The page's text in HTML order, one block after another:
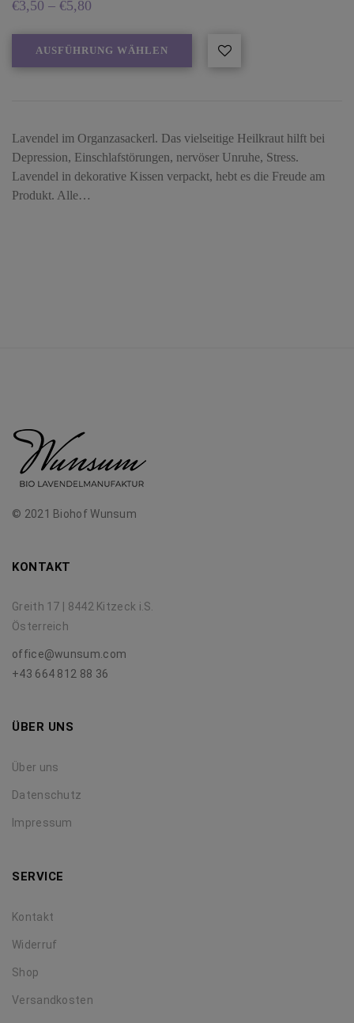
€3,50 – €5,80
AUSFÜHRUNG WÄHLEN
Lavendel im Organzasackerl. Das vielseitige Heilkraut hilft bei
Depression, Einschlafstörungen, nervöser Unruhe, Stress.
Lavendel in dekorative Kissen verpackt, hebt es die Freude am
Produkt. Alle…
© 2021 Biohof Wunsum
KONTAKT
Greith 17 | 8442 Kitzeck i.S.
Österreich
office@wunsum.com
+43 664 812 88 36
ÜBER UNS
Über uns
Datenschutz
Impressum
SERVICE
Kontakt
Widerruf
Shop
Versandkosten